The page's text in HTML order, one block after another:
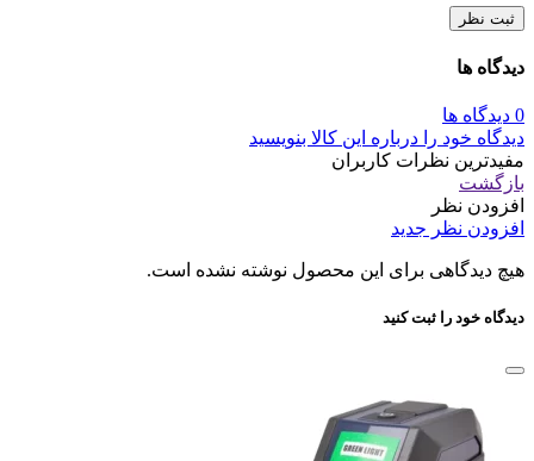
ثبت نظر
دیدگاه ها
0 دیدگاه ها
دیدگاه خود را درباره این کالا بنویسید
مفیدترین نظرات کاربران
بازگشت
افزودن نظر
افزودن نظر جدید
هیچ دیدگاهی برای این محصول نوشته نشده است.
دیدگاه خود را ثبت کنید